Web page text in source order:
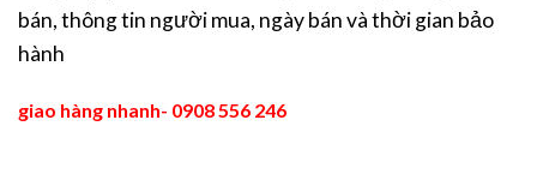
bán, thông tin người mua, ngày bán và thời gian bảo
hành
giao hàng nhanh- 0908 556 246